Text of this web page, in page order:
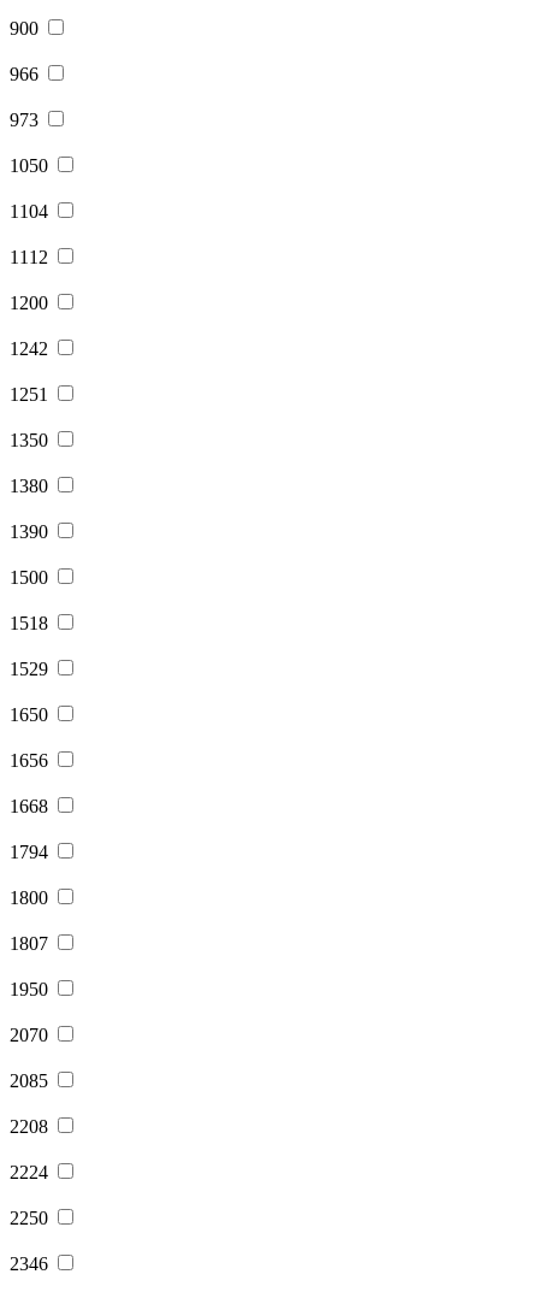
900
966
973
1050
1104
1112
1200
1242
1251
1350
1380
1390
1500
1518
1529
1650
1656
1668
1794
1800
1807
1950
2070
2085
2208
2224
2250
2346